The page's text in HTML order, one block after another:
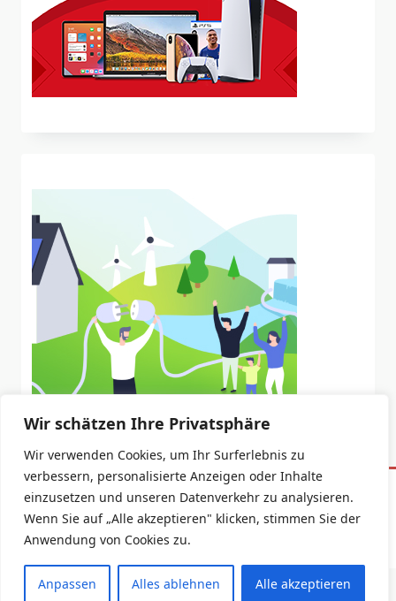
Wir schätzen Ihre Privatsphäre
Wir verwenden Cookies, um Ihr Surferlebnis zu
verbessern, personalisierte Anzeigen oder Inhalte
einzusetzen und unseren Datenverkehr zu analysieren.
Wenn Sie auf „Alle akzeptieren" klicken, stimmen Sie der
Anwendung von Cookies zu.
Anpassen Alles ablehnen Alle akzeptieren
Datenschutzerklärung Impressum
Copyright © 2026 -Yuki Blogger Theme